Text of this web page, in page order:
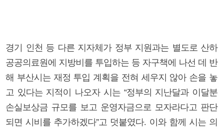
경기 인천 등 다른 지자체가 정부 지원과는 별도로 산하
공공의료원에 지방비를 투입하는 등 자구책에 나선 데 반
해 부산시는 재정 투입 계획을 전혀 세우지 않아 손을 놓
고 있다는 지적이 나오자 시는 “정부의 지난달과 이달분
손실보상금 규모를 보고 운영자금으로 모자라다고 판단
되면 시비를 추가하겠다”고 덧붙였다. 이와 함께 시는 의